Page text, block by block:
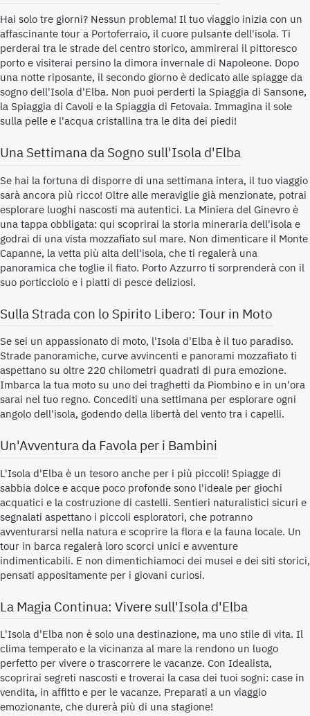
Hai solo tre giorni? Nessun problema! Il tuo viaggio inizia con un
affascinante tour a Portoferraio, il cuore pulsante dell'isola. Ti
perderai tra le strade del centro storico, ammirerai il pittoresco
porto e visiterai persino la dimora invernale di Napoleone. Dopo
una notte riposante, il secondo giorno è dedicato alle spiagge da
sogno dell'Isola d'Elba. Non puoi perderti la Spiaggia di Sansone,
la Spiaggia di Cavoli e la Spiaggia di Fetovaia. Immagina il sole
sulla pelle e l'acqua cristallina tra le dita dei piedi!
Una Settimana da Sogno sull'Isola d'Elba
Se hai la fortuna di disporre di una settimana intera, il tuo viaggio
sarà ancora più ricco! Oltre alle meraviglie già menzionate, potrai
esplorare luoghi nascosti ma autentici. La Miniera del Ginevro è
una tappa obbligata: qui scoprirai la storia mineraria dell'isola e
godrai di una vista mozzafiato sul mare. Non dimenticare il Monte
Capanne, la vetta più alta dell'isola, che ti regalerà una
panoramica che toglie il fiato. Porto Azzurro ti sorprenderà con il
suo porticciolo e i piatti di pesce deliziosi.
Sulla Strada con lo Spirito Libero: Tour in Moto
Se sei un appassionato di moto, l'Isola d'Elba è il tuo paradiso.
Strade panoramiche, curve avvincenti e panorami mozzafiato ti
aspettano su oltre 220 chilometri quadrati di pura emozione.
Imbarca la tua moto su uno dei traghetti da Piombino e in un'ora
sarai nel tuo regno. Concediti una settimana per esplorare ogni
angolo dell'isola, godendo della libertà del vento tra i capelli.
Un'Avventura da Favola per i Bambini
L'Isola d'Elba è un tesoro anche per i più piccoli! Spiagge di
sabbia dolce e acque poco profonde sono l'ideale per giochi
acquatici e la costruzione di castelli. Sentieri naturalistici sicuri e
segnalati aspettano i piccoli esploratori, che potranno
avventurarsi nella natura e scoprire la flora e la fauna locale. Un
tour in barca regalerà loro scorci unici e avventure
indimenticabili. E non dimentichiamoci dei musei e dei siti storici,
pensati appositamente per i giovani curiosi.
La Magia Continua: Vivere sull'Isola d'Elba
L'Isola d'Elba non è solo una destinazione, ma uno stile di vita. Il
clima temperato e la vicinanza al mare la rendono un luogo
perfetto per vivere o trascorrere le vacanze. Con Idealista,
scoprirai segreti nascosti e troverai la casa dei tuoi sogni: case in
vendita, in affitto e per le vacanze. Preparati a un viaggio
emozionante, che durerà più di una stagione!